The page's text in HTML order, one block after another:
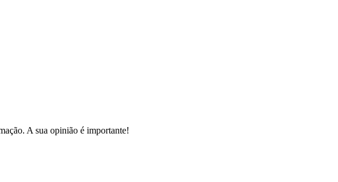
A sua opinião é importante!